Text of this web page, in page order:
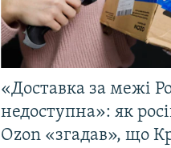
«Доставка за межі
недоступна»: як
Ozon «згадав», що